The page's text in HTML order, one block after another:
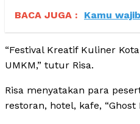
BACA JUGA : Kamu
“Festival Kreatif Kuliner
UMKM,” tutur Risa.
Risa menyatakan para
restoran, hotel, kafe,